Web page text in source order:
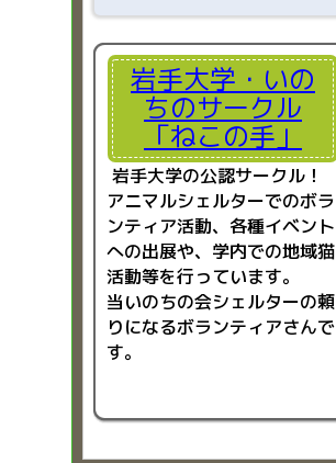
岩手大学・いの
ちのサークル
「ねこの手」
岩手大学の公認サークル！
アニマルシェルターでのボラ
ンティア活動、各種イベント
への出展や、学内での地域猫
活動等を行っています。
当いのちの会シェルターの頼
りになるボランティアさんで
す。